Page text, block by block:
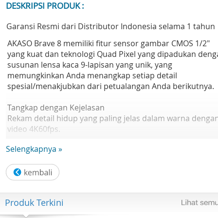
DESKRIPSI PRODUK :
Garansi Resmi dari Distributor Indonesia selama 1 tahun
AKASO Brave 8 memiliki fitur sensor gambar CMOS 1/2"
yang kuat dan teknologi Quad Pixel yang dipadukan
susunan lensa kaca 9-lapisan yang unik, yang
memungkinkan Anda menangkap setiap detail
spesial/menakjubkan dari petualangan Anda berikutnya.
Tangkap dengan Kejelasan
Rekam detail hidup yang paling jelas dalam warna
video 4K60fps.
Perlambat momen yang selalu berubah dan hidupkan
Epic 8K Time Lapse
Menangkap aliran waktu dan segala sesuatu di antara
apakah itu siang atau malam
Gambar 48MP yang luar biasa
Aktifkan imajinasi Anda dan ceritakan kisah yang kuat
Selengkapnya »
Produk Terkini